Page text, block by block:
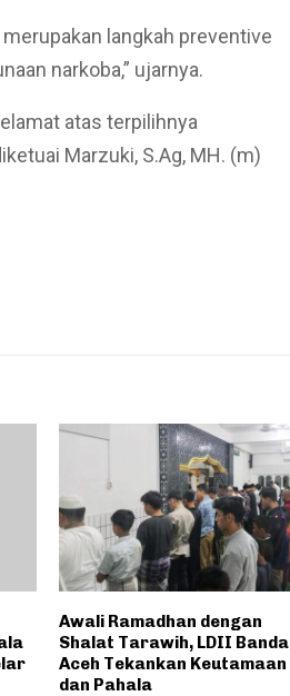
langkah preventive
narkoba,” ujarnya.
atas terpilihnya
Marzuki, S.Ag, MH. (m)
Awali Ramadhan dengan
Shalat Tarawih, LDII Banda
Aceh Tekankan Keutamaan
dan Pahala